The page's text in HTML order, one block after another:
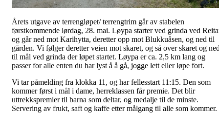
Årets utgave av terrengløpet/ terrengtrim går av stabelen
førstkommende lørdag, 28. mai. Løypa starter ved grinda ved
og går ned mot Karihytta, deretter opp mot Blukkuåsen, og ned til
gården. Vi følger deretter veien mot skaret, og så over skaret og
til mål ved grinda der løpet startet. Løypa er ca. 2,5 km lang og
passer for alle enten du har lyst å å gå, jogge lett eller løpe fort.
Vi tar påmelding fra klokka 11, og har fellesstart 11:15. Den som
kommer først i mål i dame, herreklassen får premie. Det blir
uttrekkspremier til barna som deltar, og medalje til de minste.
Servering av frukt, saft og kaffe etter målgang til alle som kommer.